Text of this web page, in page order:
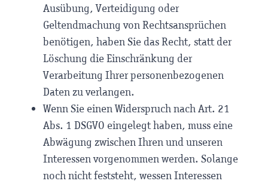
Ausübung, Verteidigung oder
Geltendmachung von Rechtsansprüchen
benötigen, haben Sie das Recht, statt der
Löschung die Einschränkung der
Verarbeitung Ihrer personenbezogenen
Daten zu verlangen.
Wenn Sie einen Widerspruch nach Art. 21
Abs. 1 DSGVO eingelegt haben, muss eine
Abwägung zwischen Ihren und unseren
Interessen vorgenommen werden. Solange
noch nicht feststeht, wessen Interessen